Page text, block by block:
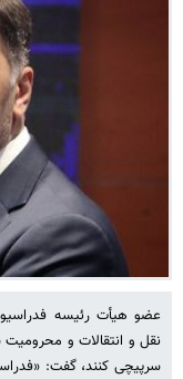
عضو هیأت رئیسه
نقل‌ و انتقالات و
سرپیچی ‌کنند، گفت: